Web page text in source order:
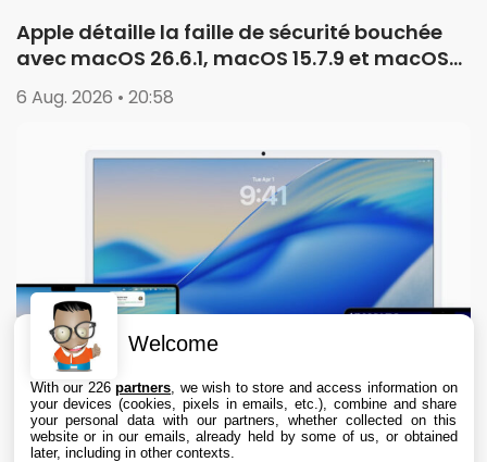
Apple détaille la faille de sécurité bouchée
avec macOS 26.6.1, macOS 15.7.9 et macOS
14.8.9
6 Aug. 2026 • 20:58
Welcome
With our 226partners , we wish to store and access information on
your devices (cookies, pixels in emails, etc.), combine and share
your personal data with our partners, whether collected on this
website or in our emails, already held by some of us, or obtained
later, including in other contexts.